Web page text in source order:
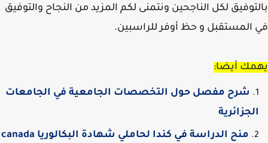
لكل الناجحين ونتمنى لكم المزيد من النجاح والتوفيق
المستقبل و حظ أوفر للراسبين.
أيضا:
شرح مفصل حول التخصصات الجامعية في الجامعات
منح الدراسة في كندا لحاملي شهادة البكالوريا canada